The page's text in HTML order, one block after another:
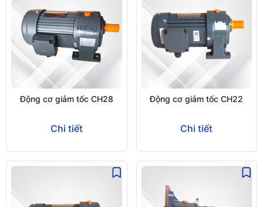
Động cơ giảm tốc CH28
Chi tiết
Động cơ giảm tốc CH22
Chi tiết